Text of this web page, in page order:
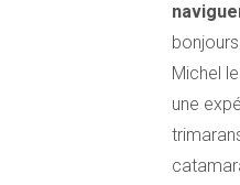
Michel
une